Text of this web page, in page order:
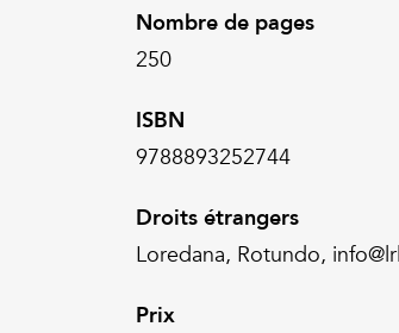
Nombre de pages
250
ISBN
9788893252744
Droits étrangers
Loredana, Rotundo,
Prix